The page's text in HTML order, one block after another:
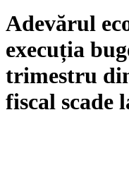
Adevărul
execuția
trimestru
fiscal scade